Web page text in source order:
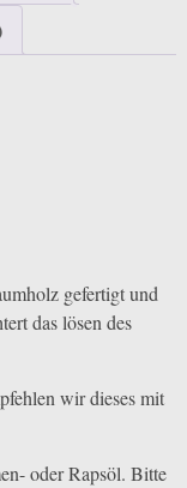
gefertigt und
das lösen des
wir dieses mit
oder Rapsöl. Bitte